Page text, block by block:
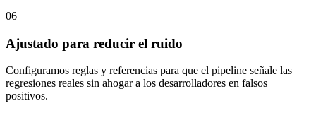
06
Ajustado para reducir el ruido
Configuramos reglas y referencias para que el pipeline señale las
regresiones reales sin ahogar a los desarrolladores en falsos
positivos.